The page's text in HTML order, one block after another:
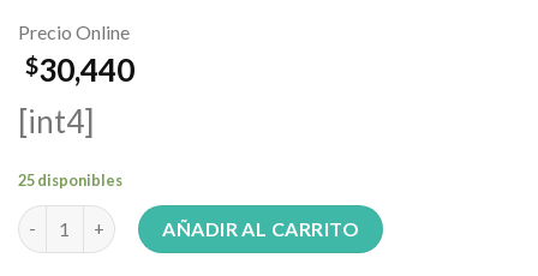
Precio Online
$30,440
[int4]
25 disponibles
Auriculares Bluetooth de cuello Havit E529BT cantidad
AÑADIR AL CARRITO